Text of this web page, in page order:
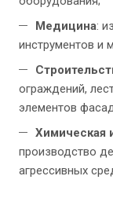
Медицина:
инструментов и
ограждений,
элементов
Химическая
производство
агрессивных